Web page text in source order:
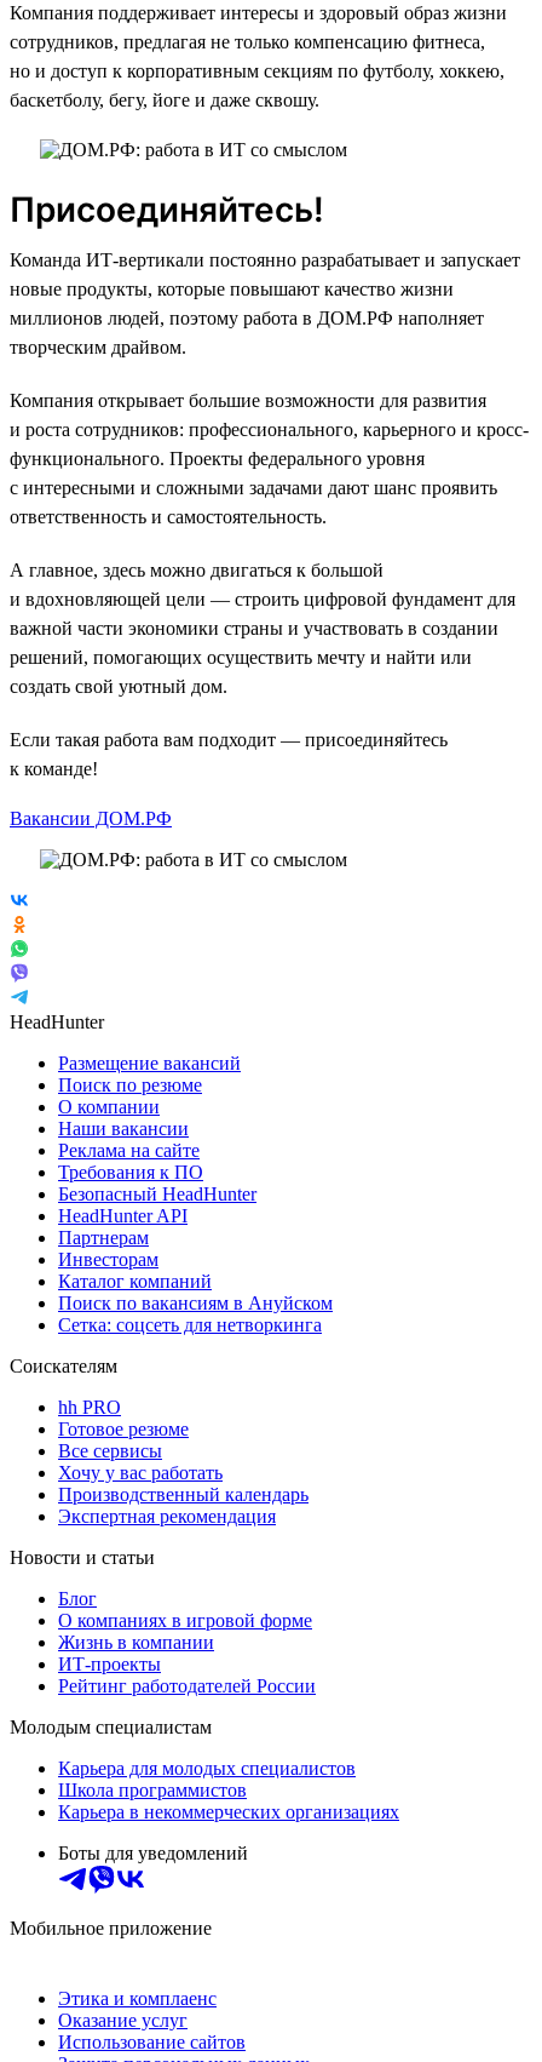
Компания поддерживает интересы и здоровый образ жизни
сотрудников, предлагая не только компенсацию фитнеса,
но и доступ к корпоративным секциям по футболу, хоккею,
баскетболу, бегу, йоге и даже сквошу.
Присоединяйтесь!
Команда ИТ-вертикали постоянно разрабатывает и запускает
новые продукты, которые повышают качество жизни
миллионов людей, поэтому работа в ДОМ.РФ наполняет
творческим драйвом.
Компания открывает большие возможности для развития
и роста сотрудников: профессионального, карьерного и кросс-
функционального. Проекты федерального уровня
с интересными и сложными задачами дают шанс проявить
ответственность и самостоятельность.
А главное, здесь можно двигаться к большой
и вдохновляющей цели — строить цифровой фундамент для
важной части экономики страны и участвовать в создании
решений, помогающих осуществить мечту и найти или
создать свой уютный дом.
Если такая работа вам подходит — присоединяйтесь
к команде!
Вакансии ДОМ.РФ
HeadHunter
Размещение вакансий
Поиск по резюме
О компании
Наши вакансии
Реклама на сайте
Требования к ПО
Безопасный HeadHunter
HeadHunter API
Партнерам
Инвесторам
Каталог компаний
Поиск по вакансиям в Ануйском
Сетка: соцсеть для нетворкинга
Соискателям
hh PRO
Готовое резюме
Все сервисы
Хочу у вас работать
Производственный календарь
Экспертная рекомендация
Новости и статьи
Блог
О компаниях в игровой форме
Жизнь в компании
ИТ-проекты
Рейтинг работодателей России
Молодым специалистам
Карьера для молодых специалистов
Школа программистов
Карьера в некоммерческих организациях
Боты для уведомлений
Мобильное приложение
Этика и комплаенс
Оказание услуг
Использование сайтов